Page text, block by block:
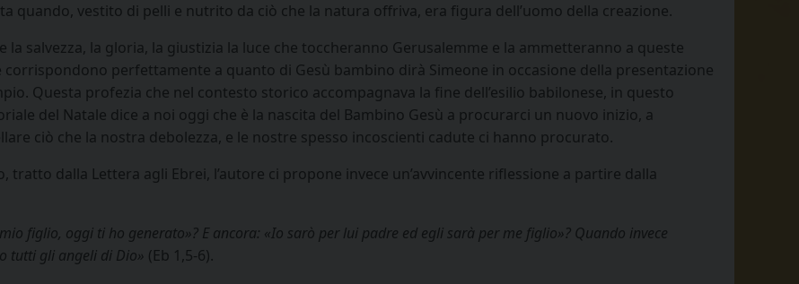
quando, vestito di pelli e nutrito da ciò che la natura offriva, era figura dell’uomo della creazione.
la salvezza, la gloria, la giustizia la luce che toccheranno Gerusalemme e la ammetteranno a queste
corrispondono perfettamente a quanto di Gesù bambino dirà Simeone in occasione della presentazione
Questa profezia che nel contesto storico accompagnava la fine dell’esilio babilonese, in questo
del Natale dice a noi oggi che è la nascita del Bambino Gesù a procurarci un nuovo inizio, a
ciò che la nostra debolezza, e le nostre spesso incoscienti cadute ci hanno procurato.
dalla Lettera agli Ebrei, l’autore ci propone invece un’avvincente riflessione a partire dalla
figlio, oggi ti ho generato»? E ancora: «Io sarò per lui padre ed egli sarà per me figlio»? Quando invece
tutti gli angeli di Dio» (Eb 1,5-6).